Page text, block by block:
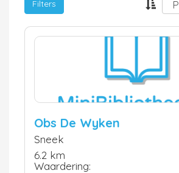
Filters
Obs De Wyken
Sneek
6.2 km
Waardering: